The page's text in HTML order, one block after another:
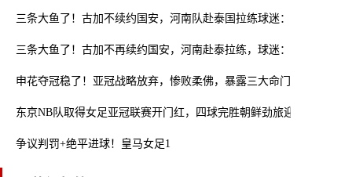
三条大鱼了！古加不续约国安，河南队赴泰国拉练球迷：提前感受亚
三条大鱼了！古加不再续约国安，河南赴泰拉练，球迷：提前感受亚
申花夺冠稳了！亚冠战略放弃，惨败柔佛，暴露三大命门
东京NB队取得女足亚冠联赛开门红，四球完胜朝鲜劲旅迎大捷
争议判罚+绝平进球！皇马女足1